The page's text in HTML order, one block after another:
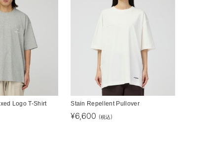
Logo T-Shirt Stain Repellent Pullover
¥6,600 (税込)